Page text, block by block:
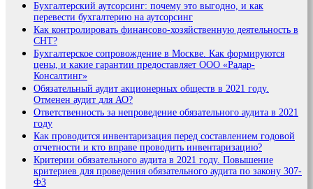
Бухгалтерский аутсорсинг: почему это выгодно, и как
перевести бухгалтерию на аутсорсинг
Как контролировать финансово-хозяйственную деятельность в
СНТ?
Бухгалтерское сопровождение в Москве. Как формируются
цены, и какие гарантии предоставляет ООО «Радар-
Консалтинг»
Обязательный аудит акционерных обществ в 2021 году.
Отменен аудит для АО?
Ответственность за непроведение обязательного аудита в 2021
году
Как проводится инвентаризация перед составлением годовой
отчетности и кто вправе проводить инвентаризацию?
Критерии обязательного аудита в 2021 году. Повышение
критериев для проведения обязательного аудита по закону 307-
ФЗ